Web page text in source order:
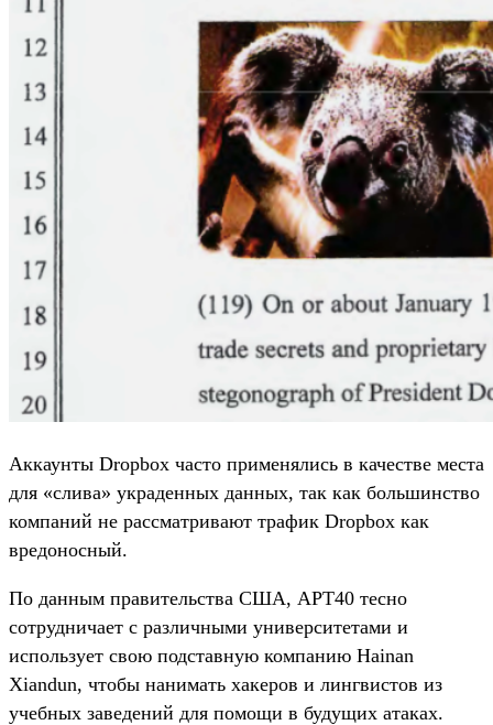
Аккаунты Dropbox часто применялись в качестве места
для «слива» украденных данных, так как большинство
компаний не рассматривают трафик Dropbox как
вредоносный.
По данным правительства США, APT40 тесно
сотрудничает с различными университетами и
использует свою подставную компанию Hainan
Xiandun, чтобы нанимать хакеров и лингвистов из
учебных заведений для помощи в будущих атаках.